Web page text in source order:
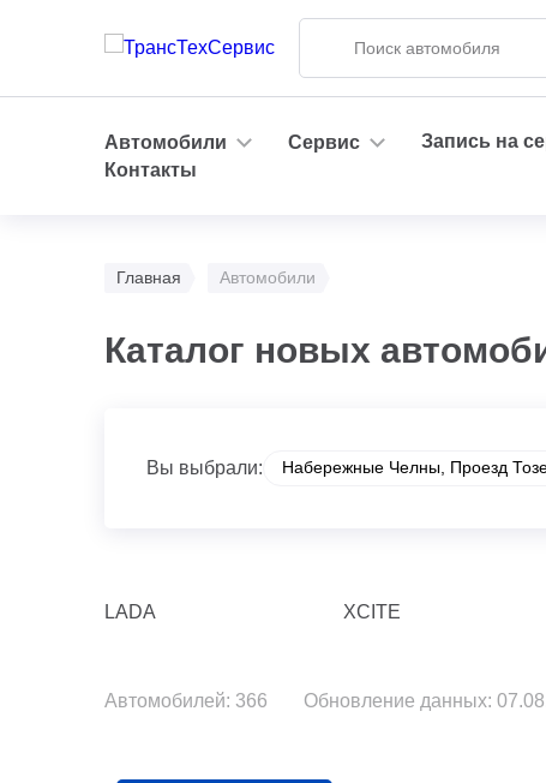
Автомобили Сервис Запись на
Контакты
Главная Автомобили
Каталог новых
Вы выбрали: Набережные Челны, Проезд
LADA XCITE
Автомобилей: 366 Обновление данных: